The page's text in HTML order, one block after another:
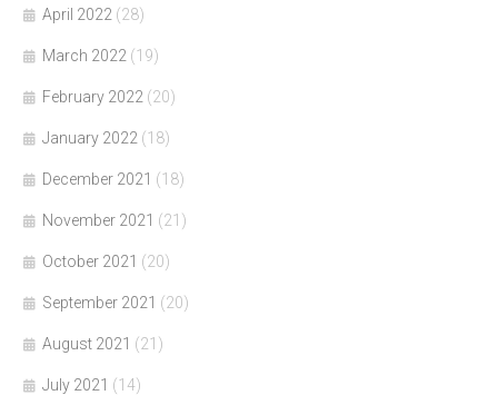
April 2022 (28)
March 2022 (19)
February 2022 (20)
January 2022 (18)
December 2021 (18)
November 2021 (21)
October 2021 (20)
September 2021 (20)
August 2021 (21)
July 2021 (14)